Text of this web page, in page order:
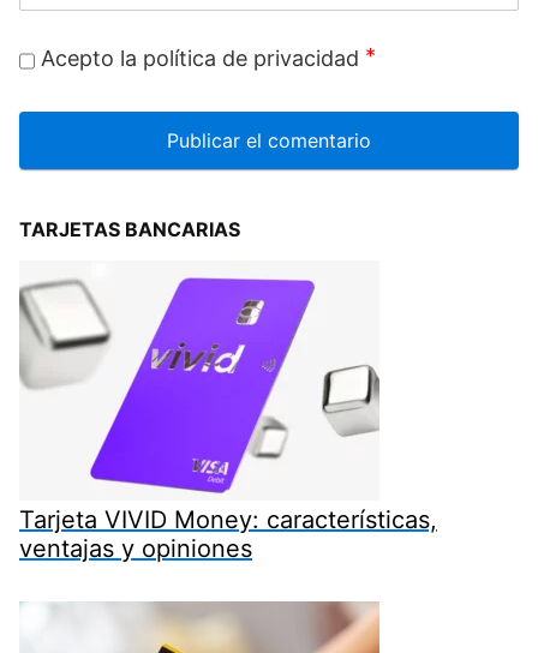
Acepto la política de privacidad *
TARJETAS BANCARIAS
Tarjeta VIVID Money: características,
ventajas y opiniones